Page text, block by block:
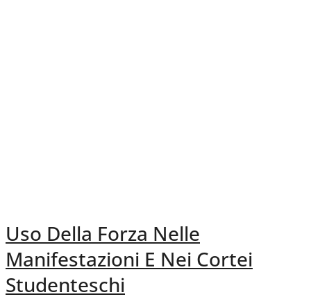
Uso Della Forza Nelle
Manifestazioni E Nei Cortei
Studenteschi